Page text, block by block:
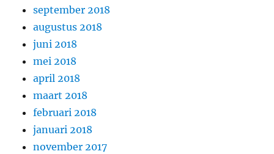
september 2018
augustus 2018
juni 2018
mei 2018
april 2018
maart 2018
februari 2018
januari 2018
november 2017